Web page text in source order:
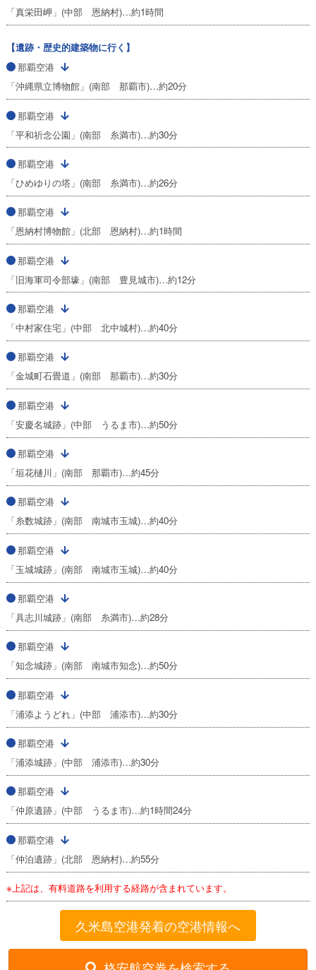
「真栄田岬」(中部 恩納村)…約1時間
【遺跡・歴史的建築物に行く】
那覇空港
「沖縄県立博物館」(南部 那覇市)…約20分
那覇空港
「平和祈念公園」(南部 糸満市)…約30分
那覇空港
「ひめゆりの塔」(南部 糸満市)…約26分
那覇空港
「恩納村博物館」(北部 恩納村)…約1時間
那覇空港
「旧海軍司令部壕」(南部 豊見城市)…約12分
那覇空港
「中村家住宅」(中部 北中城村)…約40分
那覇空港
「金城町石畳道」(南部 那覇市)…約30分
那覇空港
「安慶名城跡」(中部 うるま市)…約50分
那覇空港
「垣花樋川」(南部 那覇市)…約45分
那覇空港
「糸数城跡」(南部 南城市玉城)…約40分
那覇空港
「玉城城跡」(南部 南城市玉城)…約40分
那覇空港
「具志川城跡」(南部 糸満市)…約28分
那覇空港
「知念城跡」(南部 南城市知念)…約50分
那覇空港
「浦添ようどれ」(中部 浦添市)…約30分
那覇空港
「浦添城跡」(中部 浦添市)…約30分
那覇空港
「仲原遺跡」(中部 うるま市)…約1時間24分
那覇空港
「仲泊遺跡」(北部 恩納村)…約55分
※上記は、有料道路を利用する経路が含まれています。
久米島空港発着の空港情報へ